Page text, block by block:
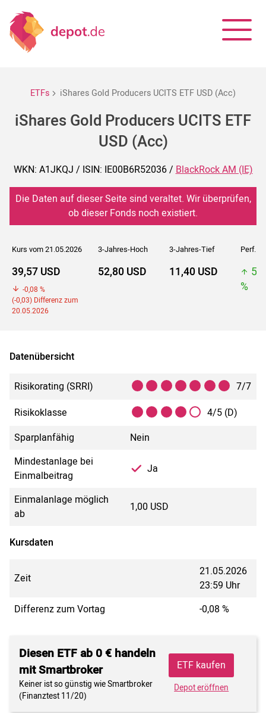
ETFs iShares Gold Producers UCITS ETF USD (Acc)
iShares Gold Producers UCITS ETF
USD (Acc)
WKN: A1JKQJ / ISIN: IE00B6R52036 /BlackRock AM (IE)
Die Daten auf dieser Seite sind veraltet. Wir überprüfen,
ob dieser Fonds noch existiert.
Kurs vom 21.05.2026 3-Jahres-Hoch 3-Jahres-Tief Perf. 5J
39,57 USD
-0,08 %
(-0,03) Differenz zum
20.05.2026
52,80 USD 11,40 USD
%
Datenübersicht
Risikorating (SRRI)
7/7
Risikoklasse
4/5 (D)
Sparplanfähig
Nein
Mindestanlage bei
Einmalbeitrag
Ja
Einmalanlage möglich
ab
1,00 USD
Kursdaten
Zeit
21.05.2026
23:59 Uhr
Differenz zum Vortag
-0,08 %
Diesen ETF ab 0 € handeln
mit Smartbroker
Keiner ist so günstig wie Smartbroker
(Finanztest 11/20)
ETF kaufen
Depot eröffnen